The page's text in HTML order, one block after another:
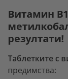
Витамин
резултати!
Таблетките с
предимства: